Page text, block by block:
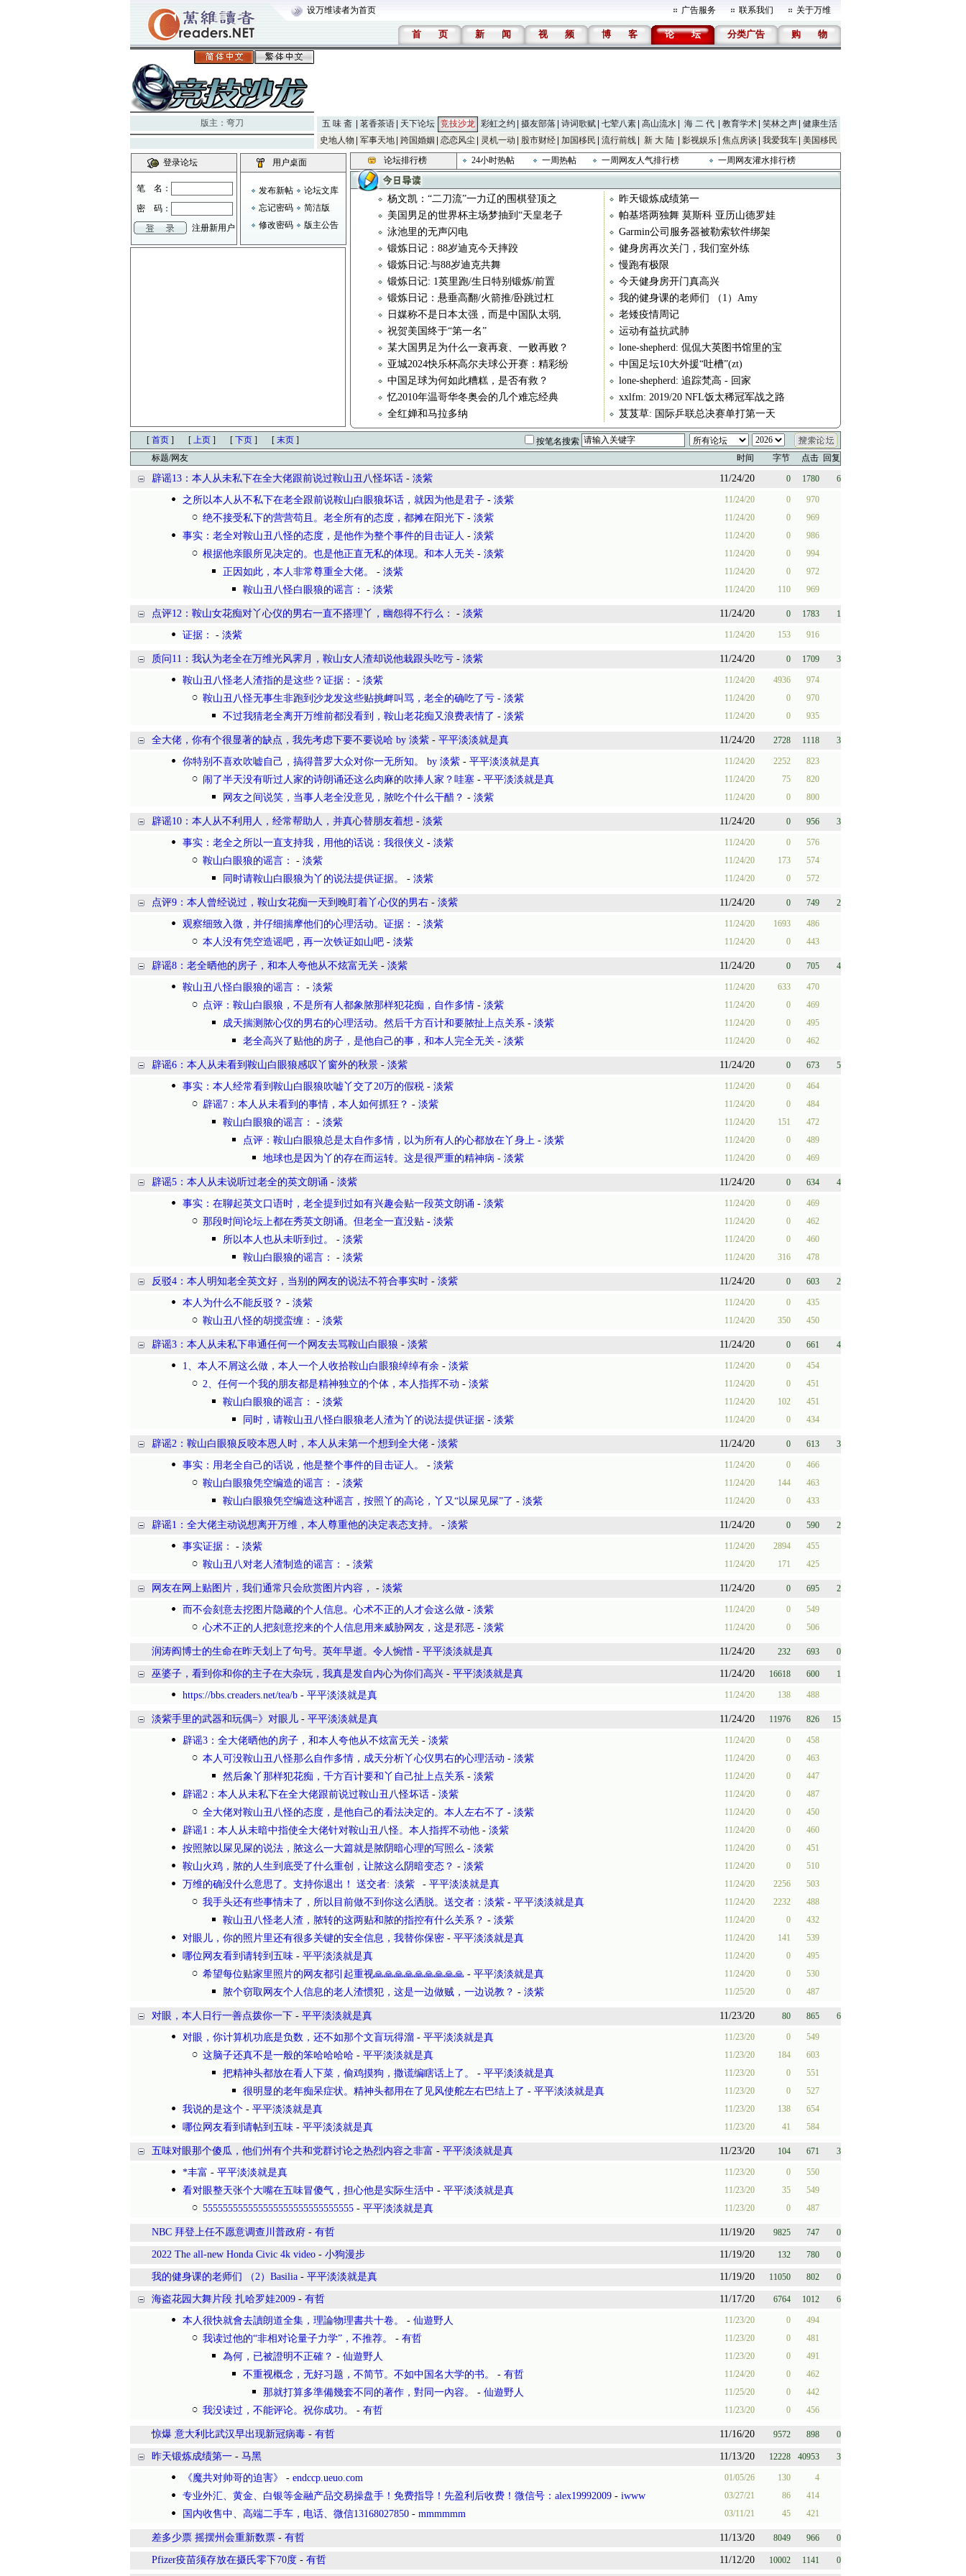
设万维读者为首页 广告服务 联系我们 关于万维
首 页 新 闻 视 频 博 客 论 坛 分类广告 购 物
版主： 弯刀 五 味 斋 茗香茶语 天下论坛 竞技沙龙 彩虹之约 摄友部落 诗词歌赋 七荤八素 高山流水 海 二 代 教育学术 笑林之声 健康生活
史地人物
军事天地 跨国婚姻 恋恋风尘 灵机一动 股市财经 加国移民 流行前线 新 大 陆 影视娱乐 焦点房谈 我爱我车 美国移民
登录论坛
笔 名：
密 码：
注册新用户
用户桌面
发布新帖
论坛文库
忘记密码
简洁版
修改密码
版主公告
论坛排行榜 24小时热帖 一周热帖 一周网友人气排行榜 一周网友灌水排行榜
杨文凯：“二刀流”一力辽的围棋登顶之
昨天锻炼成绩第一
美国男足的世界杯主场梦抽到“天皇老子
帕基塔两独舞 莫斯科 亚历山德罗娃
泳池里的无声闪电
Garmin公司服务器被勒索软件绑架
锻炼日记：88岁迪克今天摔跤
健身房再次关门，我们室外练
锻炼日记:与88岁迪克共舞
慢跑有极限
锻炼日记: 1英里跑/生日特别锻炼/前置
今天健身房开门真高兴
锻炼日记：悬垂高翻/火箭推/卧跳过杠
我的健身课的老师们 （1）Amy
日媒称不是日本太强，而是中国队太弱,
老矮疫情周记
祝贺美国终于“第一名”
运动有益抗武肺
某大国男足为什么一衰再衰、一败再败？
lone-shepherd: 侃侃大英图书馆里的宝
亚城2024快乐杯高尔夫球公开赛：精彩纷
中国足坛10大外援“吐槽”(zt)
中国足球为何如此糟糕，是否有救？
lone-shepherd: 追踪梵高 - 回家
忆2010年温哥华冬奥会的几个难忘经典
xxlfm: 2019/20 NFL饭太稀冠军战之路
全红婵和马拉多纳
芨芨草: 国际乒联总决赛单打第一天
[ 首页 ] [ 上页 ] [ 下页 ] [ 末页 ]
按笔名搜索
标题/网友
时间 字节 点击 回复
辟谣13：本人从未私下在全大佬跟前说过鞍山丑八怪坏话 - 淡紫 11/24/20 0 1780 6
之所以本人从不私下在老全跟前说鞍山白眼狼坏话，就因为他是君子 - 淡紫 11/24/20 0 970
绝不接受私下的营营苟且。老全所有的态度，都摊在阳光下 - 淡紫 11/24/20 0 969
事实：老全对鞍山丑八怪的态度，是他作为整个事件的目击证人 - 淡紫 11/24/20 0 986
根据他亲眼所见决定的。也是他正直无私的体现。和本人无关 - 淡紫 11/24/20 0 994
正因如此，本人非常尊重全大佬。 - 淡紫 11/24/20 0 972
鞍山丑八怪白眼狼的谣言： - 淡紫 11/24/20 110 969
点评12：鞍山女花痴对丫心仪的男右一直不搭理丫，幽怨得不行么： - 淡紫 11/24/20 0 1783 1
证据： - 淡紫 11/24/20 153 916
质问11：我认为老全在万维光风霁月，鞍山女人渣却说他栽跟头吃亏 - 淡紫 11/24/20 0 1709 3
鞍山丑八怪老人渣指的是这些？证据： - 淡紫 11/24/20 4936 974
鞍山丑八怪无事生非跑到沙龙发这些贴挑衅叫骂，老全的确吃了亏 - 淡紫 11/24/20 0 970
不过我猜老全离开万维前都没看到，鞍山老花痴又浪费表情了 - 淡紫 11/24/20 0 935
全大佬，你有个很显著的缺点，我先考虑下要不要说哈 by 淡紫 - 平平淡淡就是真 11/24/20 2728 1118 3
你特别不喜欢吹嘘自己，搞得普罗大众对你一无所知。 by 淡紫 - 平平淡淡就是真 11/24/20 2252 823
闹了半天没有听过人家的诗朗诵还这么肉麻的吹捧人家？哇塞 - 平平淡淡就是真 11/24/20 75 820
网友之间说笑，当事人老全没意见，脓吃个什么干醋？ - 淡紫 11/24/20 0 800
辟谣10：本人从不利用人，经常帮助人，并真心替朋友着想 - 淡紫 11/24/20 0 956 3
事实：老全之所以一直支持我，用他的话说：我很侠义 - 淡紫 11/24/20 0 576
鞍山白眼狼的谣言： - 淡紫 11/24/20 173 574
同时请鞍山白眼狼为丫的说法提供证据。 - 淡紫 11/24/20 0 572
点评9：本人曾经说过，鞍山女花痴一天到晚盯着丫心仪的男右 - 淡紫 11/24/20 0 749 2
观察细致入微，并仔细揣摩他们的心理活动。证据： - 淡紫 11/24/20 1693 486
本人没有凭空造谣吧，再一次铁证如山吧 - 淡紫 11/24/20 0 443
辟谣8：老全晒他的房子，和本人夸他从不炫富无关 - 淡紫 11/24/20 0 705 4
鞍山丑八怪白眼狼的谣言： - 淡紫 11/24/20 633 470
点评：鞍山白眼狼，不是所有人都象脓那样犯花痴，自作多情 - 淡紫 11/24/20 0 469
成天揣测脓心仪的男右的心理活动。然后千方百计和要脓扯上点关系 - 淡紫 11/24/20 0 495
老全高兴了贴他的房子，是他自己的事，和本人完全无关 - 淡紫 11/24/20 0 462
辟谣6：本人从未看到鞍山白眼狼感叹丫窗外的秋景 - 淡紫 11/24/20 0 673 5
事实：本人经常看到鞍山白眼狼吹嘘丫交了20万的假税 - 淡紫 11/24/20 0 464
辟谣7：本人从未看到的事情，本人如何抓狂？ - 淡紫 11/24/20 0 484
鞍山白眼狼的谣言： - 淡紫 11/24/20 151 472
点评：鞍山白眼狼总是太自作多情，以为所有人的心都放在丫身上 - 淡紫 11/24/20 0 489
地球也是因为丫的存在而运转。这是很严重的精神病 - 淡紫 11/24/20 0 469
辟谣5：本人从未说听过老全的英文朗诵 - 淡紫 11/24/20 0 634 4
事实：在聊起英文口语时，老全提到过如有兴趣会贴一段英文朗诵 - 淡紫 11/24/20 0 469
那段时间论坛上都在秀英文朗诵。但老全一直没贴 - 淡紫 11/24/20 0 462
所以本人也从未听到过。 - 淡紫 11/24/20 0 460
鞍山白眼狼的谣言： - 淡紫 11/24/20 316 478
反驳4：本人明知老全英文好，当别的网友的说法不符合事实时 - 淡紫 11/24/20 0 603 2
本人为什么不能反驳？ - 淡紫 11/24/20 0 435
鞍山丑八怪的胡搅蛮缠： - 淡紫 11/24/20 350 450
辟谣3：本人从未私下串通任何一个网友去骂鞍山白眼狼 - 淡紫 11/24/20 0 661 4
1、本人不屑这么做，本人一个人收拾鞍山白眼狼绰绰有余 - 淡紫 11/24/20 0 454
2、任何一个我的朋友都是精神独立的个体，本人指挥不动 - 淡紫 11/24/20 0 451
鞍山白眼狼的谣言： - 淡紫 11/24/20 102 451
同时，请鞍山丑八怪白眼狼老人渣为丫的说法提供证据 - 淡紫 11/24/20 0 434
辟谣2：鞍山白眼狼反咬本恩人时，本人从未第一个想到全大佬 - 淡紫 11/24/20 0 613 3
事实：用老全自己的话说，他是整个事件的目击证人。 - 淡紫 11/24/20 0 466
鞍山白眼狼凭空编造的谣言： - 淡紫 11/24/20 144 463
鞍山白眼狼凭空编造这种谣言，按照丫的高论，丫又“以屎见屎”了 - 淡紫 11/24/20 0 433
辟谣1：全大佬主动说想离开万维，本人尊重他的决定表态支持。 - 淡紫 11/24/20 0 590 2
事实证据： - 淡紫 11/24/20 2894 455
鞍山丑八对老人渣制造的谣言： - 淡紫 11/24/20 171 425
网友在网上贴图片，我们通常只会欣赏图片内容， - 淡紫 11/24/20 0 695 2
而不会刻意去挖图片隐藏的个人信息。心术不正的人才会这么做 - 淡紫 11/24/20 0 549
心术不正的人把刻意挖来的个人信息用来威胁网友，这是邪恶 - 淡紫 11/24/20 0 506
润涛阎博士的生命在昨天划上了句号。英年早逝。令人惋惜 - 平平淡淡就是真 11/24/20 232 693 0
巫婆子，看到你和你的主子在大杂玩，我真是发自内心为你们高兴 - 平平淡淡就是真 11/24/20 16618 600 1
https://bbs.creaders.net/tea/b - 平平淡淡就是真 11/24/20 138 488
淡紫手里的武器和玩偶=》对眼儿 - 平平淡淡就是真 11/24/20 11976 826 15
辟谣3：全大佬晒他的房子，和本人夸他从不炫富无关 - 淡紫 11/24/20 0 458
本人可没鞍山丑八怪那么自作多情，成天分析丫心仪男右的心理活动 - 淡紫 11/24/20 0 463
然后象丫那样犯花痴，千方百计要和丫自己扯上点关系 - 淡紫 11/24/20 0 447
辟谣2：本人从未私下在全大佬跟前说过鞍山丑八怪坏话 - 淡紫 11/24/20 0 487
全大佬对鞍山丑八怪的态度，是他自己的看法决定的。本人左右不了 - 淡紫 11/24/20 0 450
辟谣1：本人从未暗中指使全大佬针对鞍山丑八怪。本人指挥不动他 - 淡紫 11/24/20 0 460
按照脓以屎见屎的说法，脓这么一大篇就是脓阴暗心理的写照么 - 淡紫 11/24/20 0 451
鞍山火鸡，脓的人生到底受了什么重创，让脓这么阴暗变态？ - 淡紫 11/24/20 0 510
万维的确没什么意思了。支持你退出！ 送交者: 淡紫 - 平平淡淡就是真 11/24/20 2256 503
我手头还有些事情未了，所以目前做不到你这么洒脱。送交者：淡紫 - 平平淡淡就是真 11/24/20 2232 488
鞍山丑八怪老人渣，脓转的这两贴和脓的指控有什么关系？ - 淡紫 11/24/20 0 432
对眼儿，你的照片里还有很多关键的安全信息，我替你保密 - 平平淡淡就是真 11/24/20 141 539
哪位网友看到请转到五味 - 平平淡淡就是真 11/24/20 0 495
希望每位贴家里照片的网友都引起重视🙏🙏🙏🙏🙏🙏🙏🙏🙏 - 平平淡淡就是真 11/24/20 0 530
脓个窃取网友个人信息的老人渣惯犯，这是一边做贼，一边说教？ - 淡紫 11/25/20 0 487
对眼，本人日行一善点拨你一下 - 平平淡淡就是真 11/23/20 80 865 6
对眼，你计算机功底是负数，还不如那个文盲玩得溜 - 平平淡淡就是真 11/23/20 0 549
这脑子还真不是一般的笨哈哈哈哈 - 平平淡淡就是真 11/23/20 184 603
把精神头都放在看人下菜，偷鸡摸狗，撒谎编瞎话上了。 - 平平淡淡就是真 11/23/20 0 551
很明显的老年痴呆症状。精神头都用在了见风使舵左右巴结上了 - 平平淡淡就是真 11/23/20 0 527
我说的是这个 - 平平淡淡就是真 11/23/20 138 654
哪位网友看到请帖到五味 - 平平淡淡就是真 11/23/20 41 584
五味对眼那个傻瓜，他们州有个共和党群讨论之热烈内容之非富 - 平平淡淡就是真 11/23/20 104 671 3
*丰富 - 平平淡淡就是真 11/23/20 0 550
看对眼整天张个大嘴在五味冒傻气，担心他是实际生活中 - 平平淡淡就是真 11/23/20 35 549
555555555555555555555555555555 - 平平淡淡就是真 11/23/20 0 487
NBC 拜登上任不愿意调查川普政府 - 有哲 11/19/20 9825 747 0
2022 The all-new Honda Civic 4k video - 小狗漫步 11/19/20 132 780 0
我的健身课的老师们 （2）Basilia - 平平淡淡就是真 11/19/20 11050 802 0
海盗花园大舞片段 扎哈罗娃2009 - 有哲 11/17/20 6764 1012 6
本人很快就會去讀朗道全集，理論物理書共十卷。 - 仙遊野人 11/23/20 0 494
我读过他的“非相对论量子力学”，不推荐。 - 有哲 11/23/20 0 481
為何，已被證明不正確？ - 仙遊野人 11/23/20 0 491
不重视概念，无好习题，不简节。不如中国名大学的书。​ - 有哲 11/24/20 0 462
那就打算多準備幾套不同的著作，對同一內容。 - 仙遊野人 11/25/20 0 442
我没读过，不能评论。祝你成功。 - 有哲 11/23/20 0 456
惊爆 意大利比武汉早出现新冠病毒 - 有哲 11/16/20 9572 898 0
昨天锻炼成绩第一 - 马黑 11/13/20 12228 40953 3
《魔共对帅哥的迫害》 - endccp.ueuo.com 01/05/26 130 4
专业外汇、黄金、白银等金融产品交易操盘手！免费指导！先盈利后收费！微信号：alex19992009 - iwww 03/27/21 86 414
国内收售中、高端二手车，电话、微信13168027850 - mmmmmm 03/11/21 45 421
差多少票 摇摆州会重新数票 - 有哲 11/13/20 8049 966 0
Pfizer疫苗须存放在摄氏零下70度 - 有哲 11/12/20 10002 1141 0